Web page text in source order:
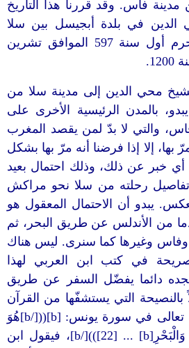
فاس. وقد قررنا هذا التاريخ
الدين في بلدة أبجيسل بين سلا
ومراكش في شهر محرم أول سنة 597 الموافق تشرين
محي الدين إلى مدينة سلا من
بالمدن الرئيسية الأخرى على
والتي لا بدّ لمن يقصد المغرب
بها، إلا إذا فرضنا أنه مرّ بها بشكل
خبر عن ذلك، وذلك احتمال بعيد
رحلته من سلا نحو مراكش
يبدو أن الاحتمال المعقول هو
من الأندلس عن طريق البحر، ثم
وغيرها كما سنرى. ليس هناك
في كتب ابن العربي لهذا
نجده دائما يفضّل السفر عن طريق
بالنصيحة التي يستشفّها من القرآن
الكريم، حيث يقول الله تعالى في سورة يونس: [b](([/b]هُوَ
الَّذِي يُسَيِّرُكُمْ فِي الْبَرِّ وَالْبَحْرِ[b] ... [22]))[/b]، فيقول ابن